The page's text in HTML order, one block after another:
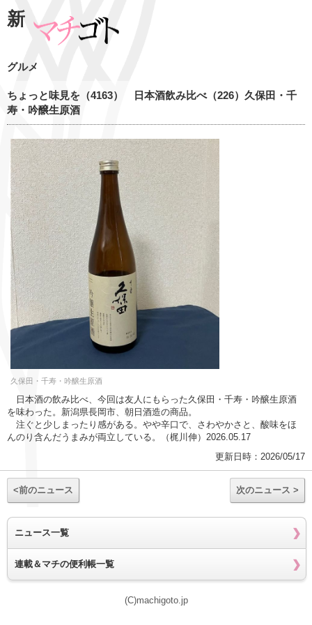
新
グルメ
ちょっと味見を（4163） 日本酒飲み比べ（226）久保田・千
寿・吟醸生原酒
久保田・千寿・吟醸生原酒
日本酒の飲み比べ、今回は友人にもらった久保田・千寿・吟醸生原酒
を味わった。新潟県長岡市、朝日酒造の商品。
注ぐと少しまったり感がある。やや辛口で、さわやかさと、酸味をほ
んのり含んだうまみが両立している。（梶川伸）2026.05.17
更新日時：2026/05/17
<前のニュース 次のニュース >
ニュース一覧
連載＆マチの便利帳一覧
(C)machigoto.jp